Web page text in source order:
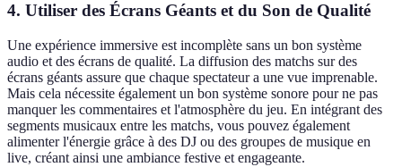
4. Utiliser des Écrans Géants et du Son de Qualité
Une expérience immersive est incomplète sans un bon système
audio et des écrans de qualité. La diffusion des matchs sur des
écrans géants assure que chaque spectateur a une vue imprenable.
Mais cela nécessite également un bon système sonore pour ne pas
manquer les commentaires et l'atmosphère du jeu. En intégrant des
segments musicaux entre les matchs, vous pouvez également
alimenter l'énergie grâce à des DJ ou des groupes de musique en
live, créant ainsi une ambiance festive et engageante.